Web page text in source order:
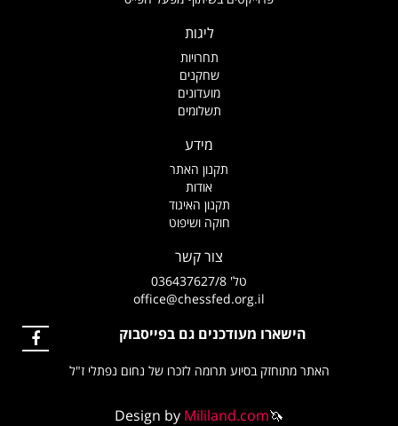
תקנון האתר
תקנון האיגוד
חוקה ושיפוט
office@chessfed.org.il
הישארו מעודכנים גם בפייסבוק
האתר מתוחזק בסיוע תרומה לזכרו של נחום נפתלי ז"ל
Design byMililand.com